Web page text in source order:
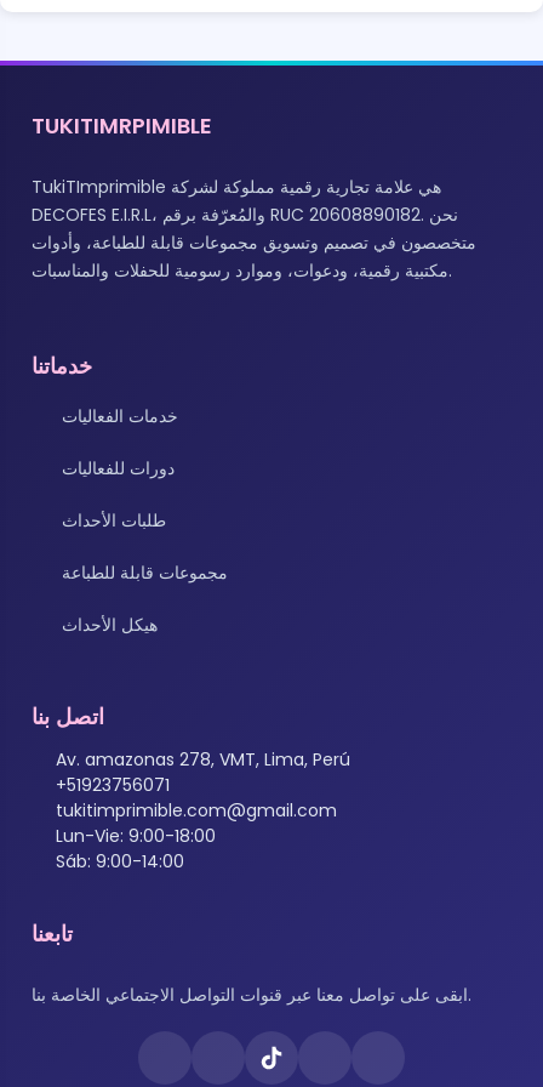
TUKITIMRPIMIBLE
TukiTImprimible هي علامة تجارية رقمية مملوكة لشركة
DECOFES E.I.R.L، والمُعرّفة برقم RUC 20608890182. نحن
متخصصون في تصميم وتسويق مجموعات قابلة للطباعة، وأدوات
مكتبية رقمية، ودعوات، وموارد رسومية للحفلات والمناسبات.
خدماتنا
خدمات الفعاليات
دورات للفعاليات
طلبات الأحداث
مجموعات قابلة للطباعة
هيكل الأحداث
اتصل بنا
Av. amazonas 278, VMT, Lima, Perú
+51923756071
tukitimprimible.com@gmail.com
Lun-Vie: 9:00-18:00
Sáb: 9:00-14:00
تابعنا
ابقى على تواصل معنا عبر قنوات التواصل الاجتماعي الخاصة بنا.